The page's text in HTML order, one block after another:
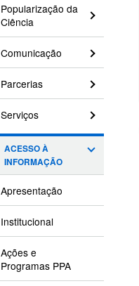
Popularização da
Ciência
Comunicação
Parcerias
Serviços
ACESSO À
INFORMAÇÃO
Apresentação
Institucional
Ações e
Programas PPA